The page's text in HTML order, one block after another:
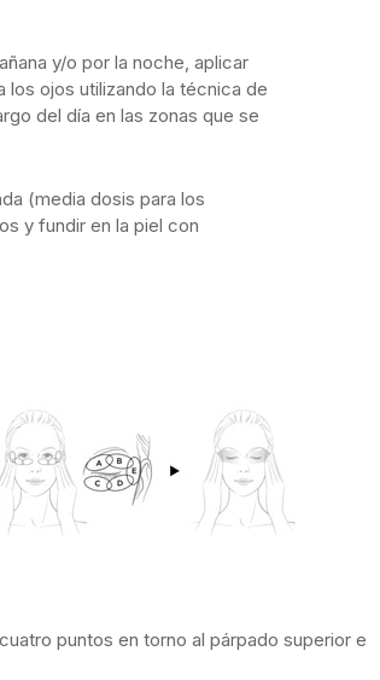
y/o por la noche, aplicar
los ojos utilizando la técnica de
del día en las zonas que se
(media dosis para los
y fundir en la piel con
puntos en torno al párpado superior e